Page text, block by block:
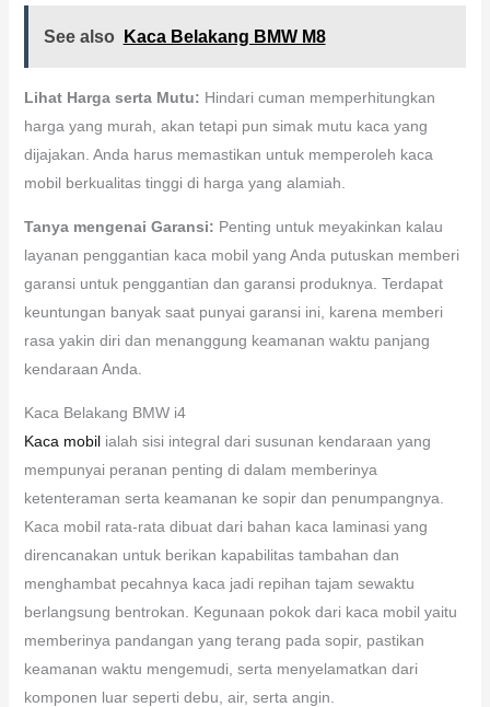
See also Kaca Belakang BMW M8
Lihat Harga serta Mutu: Hindari cuman memperhitungkan
harga yang murah, akan tetapi pun simak mutu kaca yang
dijajakan. Anda harus memastikan untuk memperoleh kaca
mobil berkualitas tinggi di harga yang alamiah.
Tanya mengenai Garansi: Penting untuk meyakinkan kalau
layanan penggantian kaca mobil yang Anda putuskan memberi
garansi untuk penggantian dan garansi produknya. Terdapat
keuntungan banyak saat punyai garansi ini, karena memberi
rasa yakin diri dan menanggung keamanan waktu panjang
kendaraan Anda.
Kaca Belakang BMW i4
Kaca mobilialah sisi integral dari susunan kendaraan yang
mempunyai peranan penting di dalam memberinya
ketenteraman serta keamanan ke sopir dan penumpangnya.
Kaca mobil rata-rata dibuat dari bahan kaca laminasi yang
direncanakan untuk berikan kapabilitas tambahan dan
menghambat pecahnya kaca jadi repihan tajam sewaktu
berlangsung bentrokan. Kegunaan pokok dari kaca mobil yaitu
memberinya pandangan yang terang pada sopir, pastikan
keamanan waktu mengemudi, serta menyelamatkan dari
komponen luar seperti debu, air, serta angin.